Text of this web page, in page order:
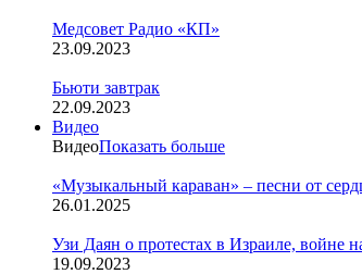
Медсовет Радио «КП»
23.09.2023
Бьюти завтрак
22.09.2023
Видео
ВидеоПоказать больше
«Музыкальный караван» – песни от
26.01.2025
Узи Даян о протестах в Израиле, войне
19.09.2023